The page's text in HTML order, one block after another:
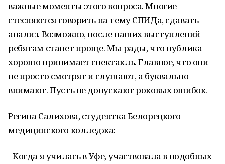
важные моменты этого вопроса. Многие
стесняются говорить на тему СПИДа, сдавать
анализ. Возможно, после наших выступлений
ребятам станет проще. Мы рады, что публика
хорошо принимает спектакль. Главное, что они
не просто смотрят и слушают, а буквально
внимают. Пусть не допускают роковых ошибок.
Регина Салихова, студентка Белорецкого
медицинского колледжа:
- Когда я училась в Уфе, участвовала в подобных